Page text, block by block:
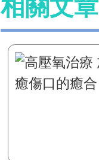
相關文章